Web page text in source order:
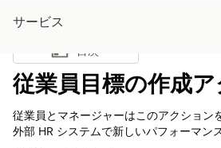
サービス
目次を表示
目次
従業員目標の作成
従業員とマネージャーはこのアクション
外部 HR システムで新しいパフォーマン